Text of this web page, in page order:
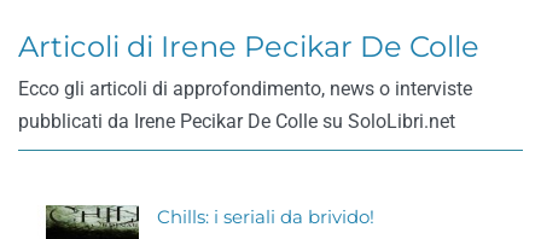
Articoli di Irene Pecikar De Colle
Ecco gli articoli di approfondimento, news o interviste
pubblicati da Irene Pecikar De Colle su SoloLibri.net
Chills: i seriali da brivido!